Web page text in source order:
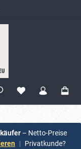
– Netto-Preise
| Privatkunde?